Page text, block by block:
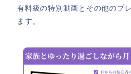
有料級の特別動画とその他のプ
ます。